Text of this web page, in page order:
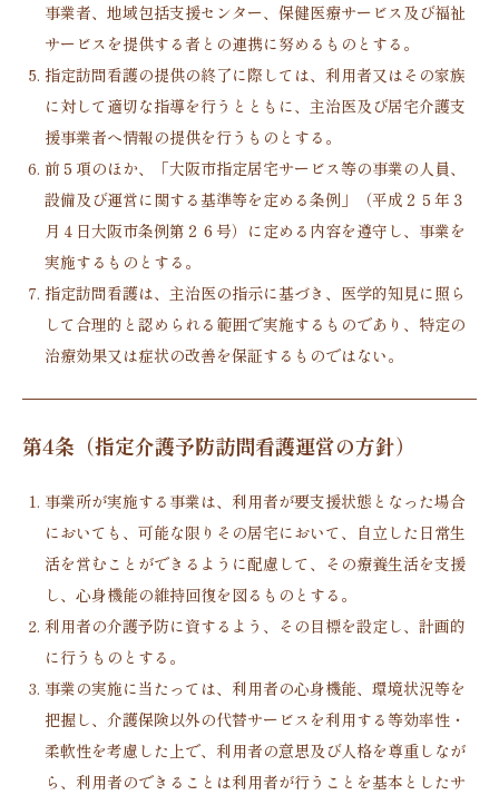
事業者、地域包括支援センター、保健医療サービス及び福祉
サービスを提供する者との連携に努めるものとする。
指定訪問看護の提供の終了に際しては、利用者又はその家族
に対して適切な指導を行うとともに、主治医及び居宅介護支
援事業者へ情報の提供を行うものとする。
前５項のほか、「大阪市指定居宅サービス等の事業の人員、
設備及び運営に関する基準等を定める条例」（平成２５年３
月４日大阪市条例第２６号）に定める内容を遵守し、事業を
実施するものとする。
指定訪問看護は、主治医の指示に基づき、医学的知見に照ら
して合理的と認められる範囲で実施するものであり、特定の
治療効果又は症状の改善を保証するものではない。
第4条（指定介護予防訪問看護運営の方針）
事業所が実施する事業は、利用者が要支援状態となった場合
においても、可能な限りその居宅において、自立した日常生
活を営むことができるように配慮して、その療養生活を支援
し、心身機能の維持回復を図るものとする。
利用者の介護予防に資するよう、その目標を設定し、計画的
に行うものとする。
事業の実施に当たっては、利用者の心身機能、環境状況等を
把握し、介護保険以外の代替サービスを利用する等効率性・
柔軟性を考慮した上で、利用者の意思及び人格を尊重しなが
ら、利用者のできることは利用者が行うことを基本としたサ